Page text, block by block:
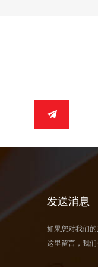
发送消息
如果您对我们
这里留言，我们